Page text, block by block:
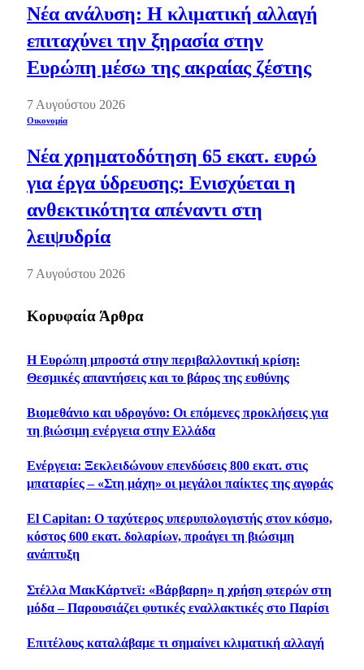
Νέα ανάλυση: Η κλιματική αλλαγή
επιταχύνει την ξηρασία στην
Ευρώπη μέσω της ακραίας ζέστης
7 Αυγούστου 2026
Οικονομία
Νέα χρηματοδότηση 65 εκατ. ευρώ
για έργα ύδρευσης: Ενισχύεται η
ανθεκτικότητα απέναντι στη
λειψυδρία
7 Αυγούστου 2026
Κορυφαία Άρθρα
Η Ευρώπη μπροστά στην περιβαλλοντική κρίση:
Θεσμικές απαντήσεις και το βάρος της ευθύνης
Βιομεθάνιο και υδρογόνο: Οι επόμενες προκλήσεις για
τη βιώσιμη ενέργεια στην Ελλάδα
Ενέργεια: Ξεκλειδώνουν επενδύσεις 800 εκατ. στις
μπαταρίες – «Στη μάχη» οι μεγάλοι παίκτες της αγοράς
El Capitan: Ο ταχύτερος υπερυπολογιστής στον κόσμο,
κόστος 600 εκατ. δολαρίων, προάγει τη βιώσιμη
ανάπτυξη
Στέλλα ΜακΚάρτνεϊ: «Βάρβαρη» η χρήση φτερών στη
μόδα – Παρουσιάζει φυτικές εναλλακτικές στο Παρίσι
Επιτέλους καταλάβαμε τι σημαίνει κλιματική αλλαγή